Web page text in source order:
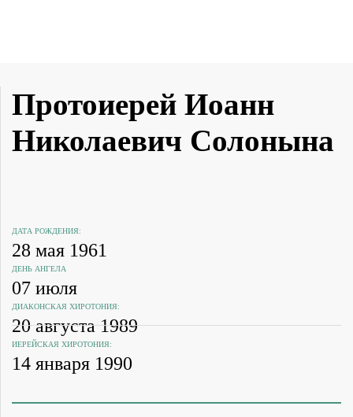
Протоиерей Иоанн
Николаевич Солонына
ДАТА РОЖДЕНИЯ:
28 мая 1961
ДЕНЬ АНГЕЛА
07 июля
ДИАКОНСКАЯ ХИРОТОНИЯ:
20 августа 1989
ИЕРЕЙСКАЯ ХИРОТОНИЯ:
14 января 1990